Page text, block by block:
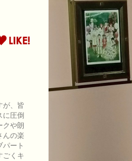
が、皆
に圧倒
クや朗
んの楽
パート
ごくキ